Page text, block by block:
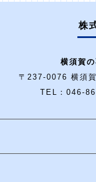
株
横須賀
〒237-0076 横須
TEL：046-